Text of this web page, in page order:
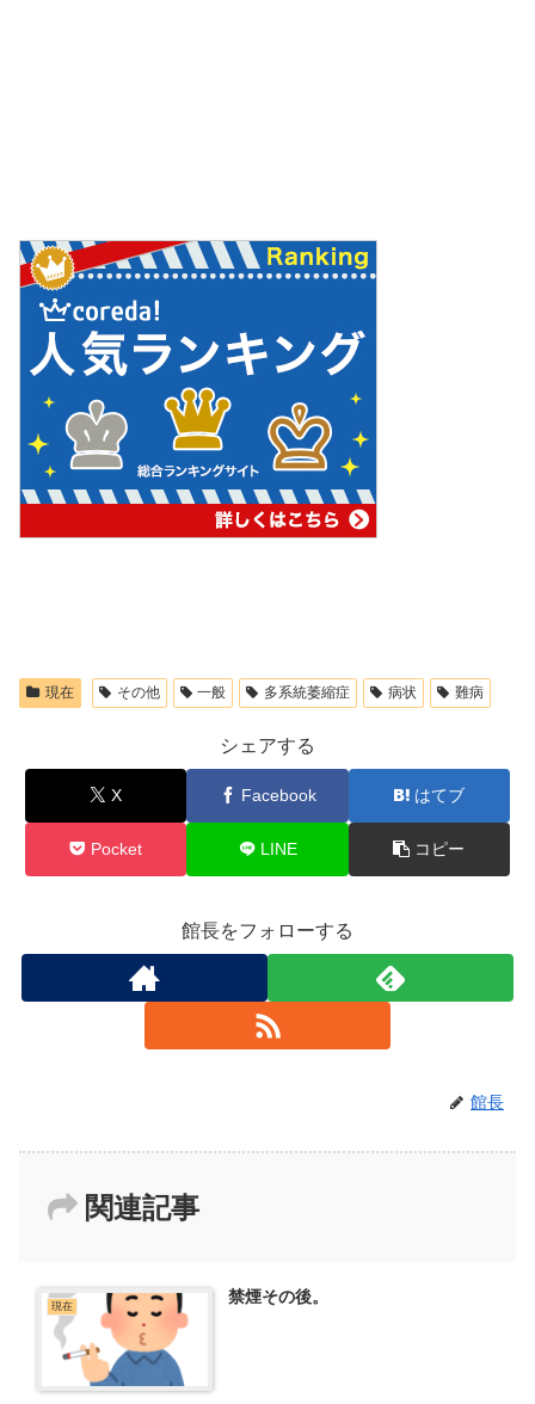
現在 その他 一般 多系統萎縮症 病状 難病
シェアする
X Facebook はてブ
Pocket LINE コピー
館長をフォローする
館長
関連記事
現在 禁煙その後。